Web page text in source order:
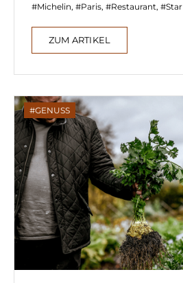
Michelin, Paris, Restaurant, Star
ZUM ARTIKEL
GENUSS